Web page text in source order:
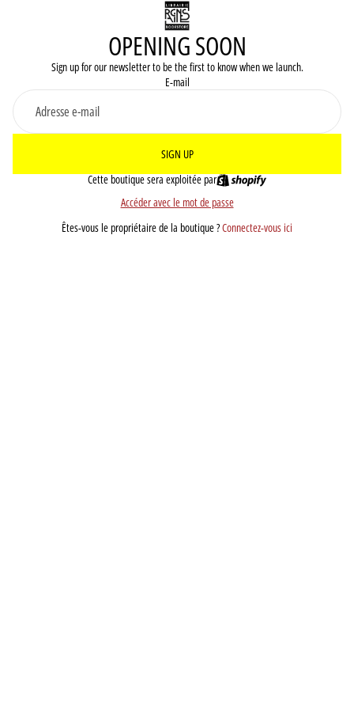
OPENING SOON
Sign up for our newsletter to be the first to know when we launch.
E-mail
SIGN UP
Cette boutique sera exploitée par
Accéder avec le mot de passe
Êtes-vous le propriétaire de la boutique ?Connectez-vous ici